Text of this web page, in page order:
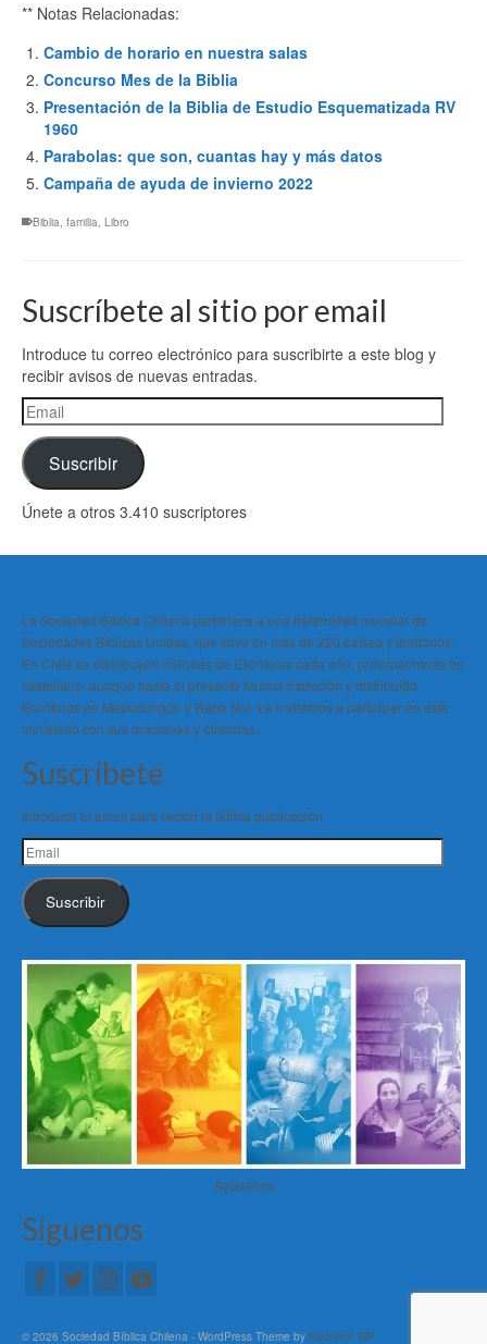
** Notas Relacionadas:
Cambio de horario en nuestra salas
Concurso Mes de la Biblia
Presentación de la Biblia de Estudio Esquematizada RV
1960
Parabolas: que son, cuantas hay y más datos
Campaña de ayuda de invierno 2022
Biblia familia Libro
Suscríbete al sitio por email
Introduce tu correo electrónico para suscribirte a este blog y
recibir avisos de nuevas entradas.
Email
Suscribir
Únete a otros 3.410 suscriptores
La Sociedad Bíblica Chilena pertenece a una fraternidad mundial de
Sociedades Bíblicas Unidas, que sirve en más de 220 países y territorios.
En Chile se distribuyen millones de Escrituras cada año, principalmente en
castellano, aunque hasta el presente hemos traducido y distribuido
Escrituras en Mapudungún y Rapa Nui. Le invitamos a participar en este
ministerio con sus oraciones y ofrendas.
Suscríbete
Introduce tu email para recibir la última publicación
Email
Suscribir
Ayúdanos
Síguenos
© 2026 Sociedad Bíblica Chilena - WordPress Theme by Kadence WP